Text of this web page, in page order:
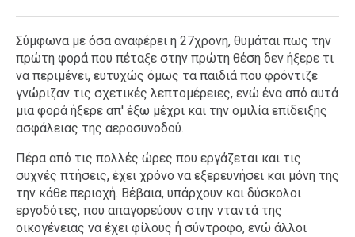
Σύμφωνα με όσα αναφέρει η 27χρονη, θυμάται πως την
πρώτη φορά που πέταξε στην πρώτη θέση δεν ήξερε τι
να περιμένει, ευτυχώς όμως τα παιδιά που φρόντιζε
γνώριζαν τις σχετικές λεπτομέρειες, ενώ ένα από αυτά
μια φορά ήξερε απ' έξω μέχρι και την ομιλία επίδειξης
ασφάλειας της αεροσυνοδού.
Πέρα από τις πολλές ώρες που εργάζεται και τις
συχνές πτήσεις, έχει χρόνο να εξερευνήσει και μόνη της
την κάθε περιοχή. Βέβαια, υπάρχουν και δύσκολοι
εργοδότες, που απαγορεύουν στην νταντά της
οικογένειας να έχει φίλους ή σύντροφο, ενώ άλλοι